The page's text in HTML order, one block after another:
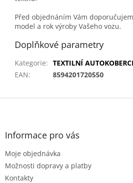
Před objednáním Vám
model a rok výroby Vašeho vozu.
Doplňkové parametry
Kategorie: TEXTILNÍ
EAN: 8594201720550
Z
Informace pro vás
Moje objednávka
Možnosti dopravy a platby
Kontakty